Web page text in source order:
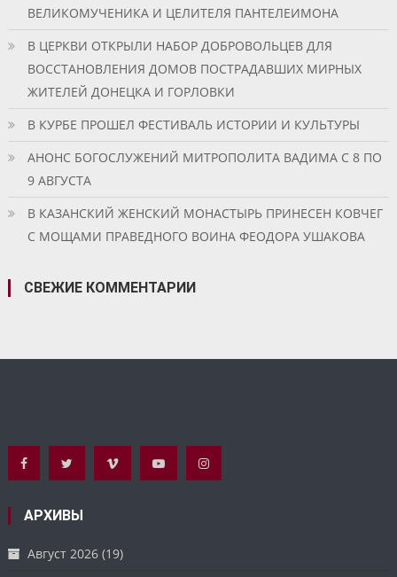
ВЕЛИКОМУЧЕНИКА И ЦЕЛИТЕЛЯ ПАНТЕЛЕИМОНА
В ЦЕРКВИ ОТКРЫЛИ НАБОР ДОБРОВОЛЬЦЕВ ДЛЯ
ВОССТАНОВЛЕНИЯ ДОМОВ ПОСТРАДАВШИХ МИРНЫХ
ЖИТЕЛЕЙ ДОНЕЦКА И ГОРЛОВКИ
В КУРБЕ ПРОШЕЛ ФЕСТИВАЛЬ ИСТОРИИ И КУЛЬТУРЫ
АНОНС БОГОСЛУЖЕНИЙ МИТРОПОЛИТА ВАДИМА С 8 ПО
9 АВГУСТА
В КАЗАНСКИЙ ЖЕНСКИЙ МОНАСТЫРЬ ПРИНЕСЕН КОВЧЕГ
С МОЩАМИ ПРАВЕДНОГО ВОИНА ФЕОДОРА УШАКОВА
СВЕЖИЕ КОММЕНТАРИИ
АРХИВЫ
Август 2026 (19)